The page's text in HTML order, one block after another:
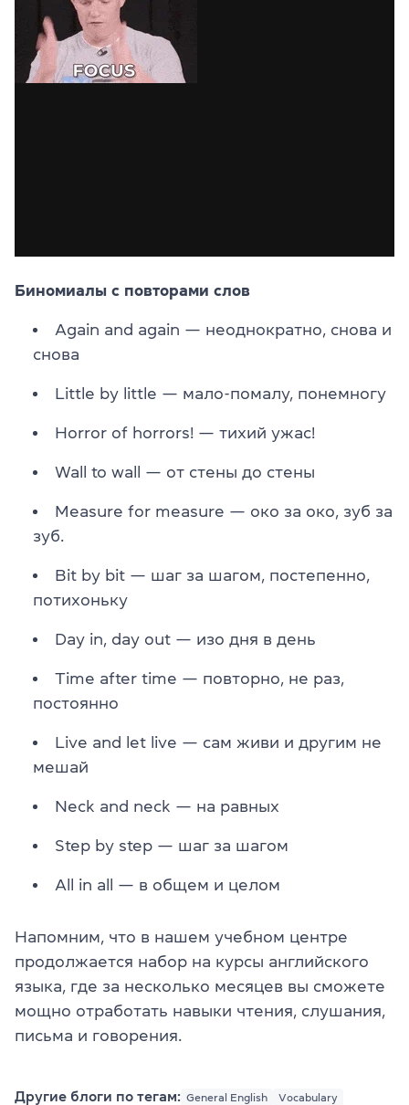
Биномиалы с повторами слов
Again and again — неоднократно, снова и
снова
Little by little — мало-помалу, понемногу
Horror of horrors! — тихий ужас!
Wall to wall — от стены до стены
Measure for measure — око за око, зуб за
зуб.
Bit by bit — шаг за шагом, постепенно,
потихоньку
Day in, day out — изо дня в день
Time after time — повторно, не раз,
постоянно
Live and let live — сам живи и другим не
мешай
Neck and neck — на равных
Step by step — шаг за шагом
All in all — в общем и целом
Напомним, что в нашем учебном центре
продолжается набор на курсы английского
языка, где за несколько месяцев вы сможете
мощно отработать навыки чтения, слушания,
письма и говорения.
Другие блоги по тегам: General English Vocabulary